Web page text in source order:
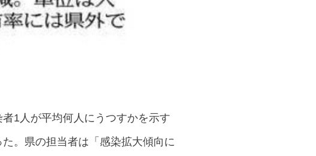
1人が平均何人にうつすかを示す
。県の担当者は「感染拡大傾向に